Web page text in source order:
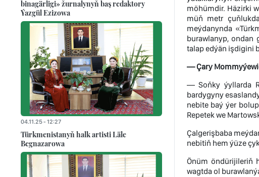
möhümdir. Häzirki
müň metr
meýdanynda
burawlanyp, ondan
talap edýän işdigini
— Çary
— Soňky ýyllarda
bardygyny
nebite baý ýer
Repetek we
Çalgerişbaba
nebitiň hem ýüze
Önüm öndürijileriň
wagtda ol
binagärligi» žurnalynyň baş redaktory
Ýazgül Ezizowa
04.11.25 - 12:27
Türkmenistanyň halk artisti Läle
Begnazarowa